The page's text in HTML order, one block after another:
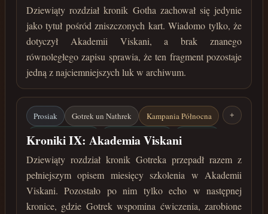
Medalion
między lipcem 33 a czerwcem 32 roku przed
Zaćmieniem
Dziewiąty rozdział kronik Gotha zachował się jedynie
jako tytuł pośród zniszczonych kart. Wiadomo tylko, że
dotyczył Akademii Viskani, a brak znanego
równoległego zapisu sprawia, że ten fragment pozostaje
jedną z najciemniejszych luk w archiwum.
Prosiak Gotrek un Nathrek
Kampania Północna
Akademia Viskani
Zaginione zapiski
Szkolenie
Medalion
między lipcem 33 a czerwcem 32 roku przed
Zaćmieniem
+
Kroniki IX: Akademia Viskani
Dziewiąty rozdział kronik Gotreka przepadł razem z
pełniejszym opisem miesięcy szkolenia w Akademii
Viskani. Pozostało po nim tylko echo w następnej
kronice, gdzie Gotrek wspomina ćwiczenia, zarobione